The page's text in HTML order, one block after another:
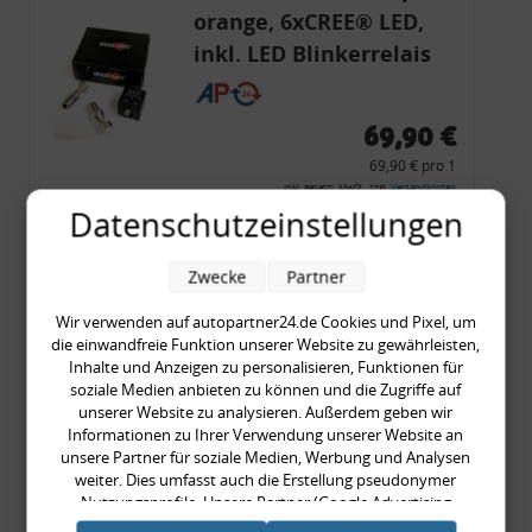
orange, 6xCREE® LED,
inkl. LED Blinkerrelais
CF 14
69,90 €
69,90 € pro 1
inkl. gesetzl. MwSt., zzgl.Versandkosten
Merkzettel
Zum Artikel
Rückleuchtenband mit
Blinker, rot, US-Ecken,
Audi 80 Cabrio, Typ 89,
OE-Nr.: 8G0945225 +
8G0945225C
999,99 €
Datenschutzeinstellungen
Wir verwenden auf autopartner24.de Cookies und Pixel, um
die einwandfreie Funktion unserer Website zu gewährleisten,
Inhalte und Anzeigen zu personalisieren, Funktionen für
soziale Medien anbieten zu können und die Zugriffe auf
unserer Website zu analysieren. Außerdem geben wir
Informationen zu Ihrer Verwendung unserer Website an
unsere Partner für soziale Medien, Werbung und Analysen
weiter. Dies umfasst auch die Erstellung pseudonymer
Nutzungsprofile. Unsere Partner (Google Advertising
Products) führen diese Informationen möglicherweise mit
Zwecke Partner